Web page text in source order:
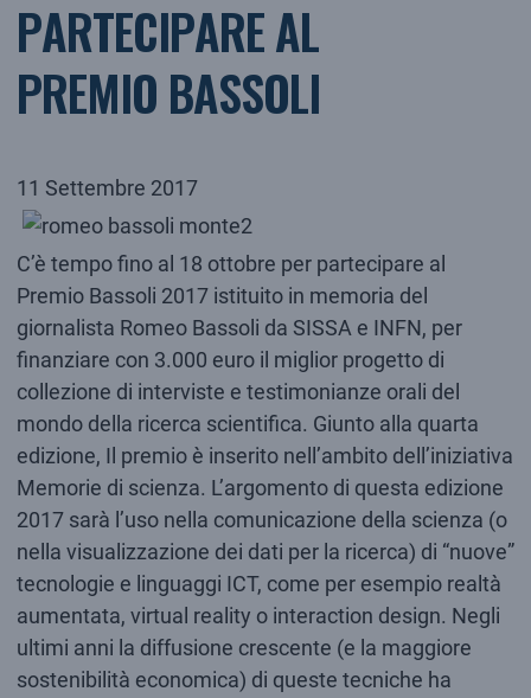
PARTECIPARE AL
PREMIO BASSOLI
11 Settembre 2017
C’è tempo fino al 18 ottobre per partecipare al
Premio Bassoli 2017 istituito in memoria del
giornalista Romeo Bassoli da SISSA e INFN, per
finanziare con 3.000 euro il miglior progetto di
collezione di interviste e testimonianze orali del
mondo della ricerca scientifica. Giunto alla quarta
edizione, Il premio è inserito nell’ambito dell’iniziativa
Memorie di scienza. L’argomento di questa edizione
2017 sarà l’uso nella comunicazione della scienza (o
nella visualizzazione dei dati per la ricerca) di “nuove”
tecnologie e linguaggi ICT, come per esempio realtà
aumentata, virtual reality o interaction design. Negli
ultimi anni la diffusione crescente (e la maggiore
sostenibilità economica) di queste tecniche ha